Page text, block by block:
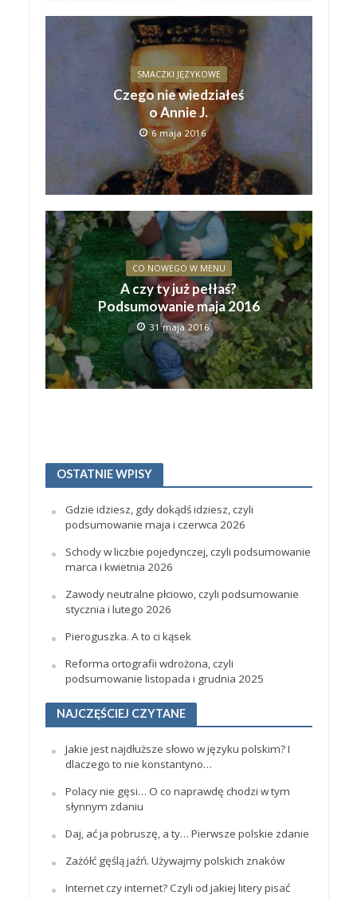
SMACZKI JĘZYKOWE
Czego nie wiedziałeś
o Annie J.
6 maja 2016
CO NOWEGO W MENU
A czy ty już pełłaś?
Podsumowanie maja 2016
31 maja 2016
OSTATNIE WPISY
Gdzie idziesz, gdy dokądś idziesz, czyli
podsumowanie maja i czerwca 2026
Schody w liczbie pojedynczej, czyli podsumowanie
marca i kwietnia 2026
Zawody neutralne płciowo, czyli podsumowanie
stycznia i lutego 2026
Pieroguszka. A to ci kąsek
Reforma ortografii wdrożona, czyli
podsumowanie listopada i grudnia 2025
NAJCZĘŚCIEJ CZYTANE
Jakie jest najdłuższe słowo w języku polskim? I
dlaczego to nie konstantyno…
Polacy nie gęsi… O co naprawdę chodzi w tym
słynnym zdaniu
Daj, ać ja pobruszę, a ty… Pierwsze polskie zdanie
Zażółć gęślą jaźń. Używajmy polskich znaków
Internet czy internet? Czyli od jakiej litery pisać